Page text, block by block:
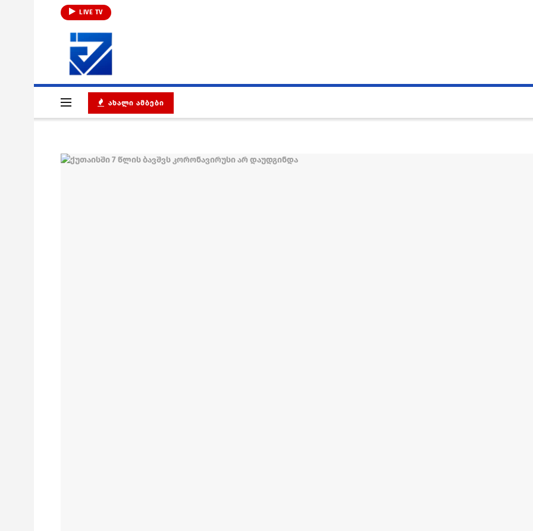
LIVE TV
ᲐᲮᲐᲚᲘ ᲐᲛᲑᲔᲑᲘ